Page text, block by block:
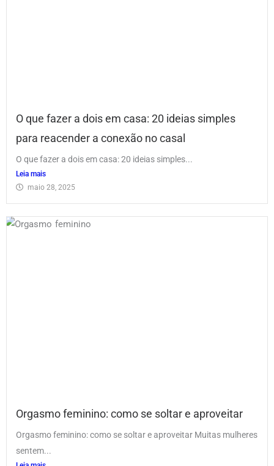
O que fazer a dois em casa: 20 ideias simples
para reacender a conexão no casal
O que fazer a dois em casa: 20 ideias simples...
Leia mais
maio 28, 2025
Orgasmo feminino: como se soltar e aproveitar
Orgasmo feminino: como se soltar e aproveitar Muitas mulheres
sentem...